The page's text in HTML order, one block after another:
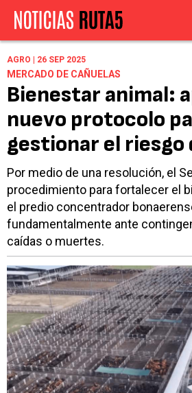
AGRO | 26 SEP 2025
MERCADO DE CAÑUELAS
Bienestar animal:
nuevo protocolo
gestionar el riesgo
Por medio de una resolución, el
procedimiento para fortalecer el
el predio concentrador
fundamentalmente ante
caídas o muertes.